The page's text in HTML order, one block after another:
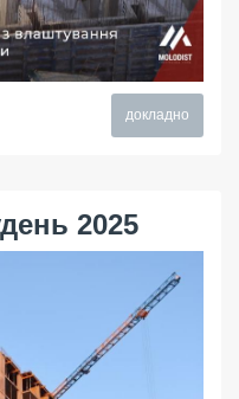
докладно
2025